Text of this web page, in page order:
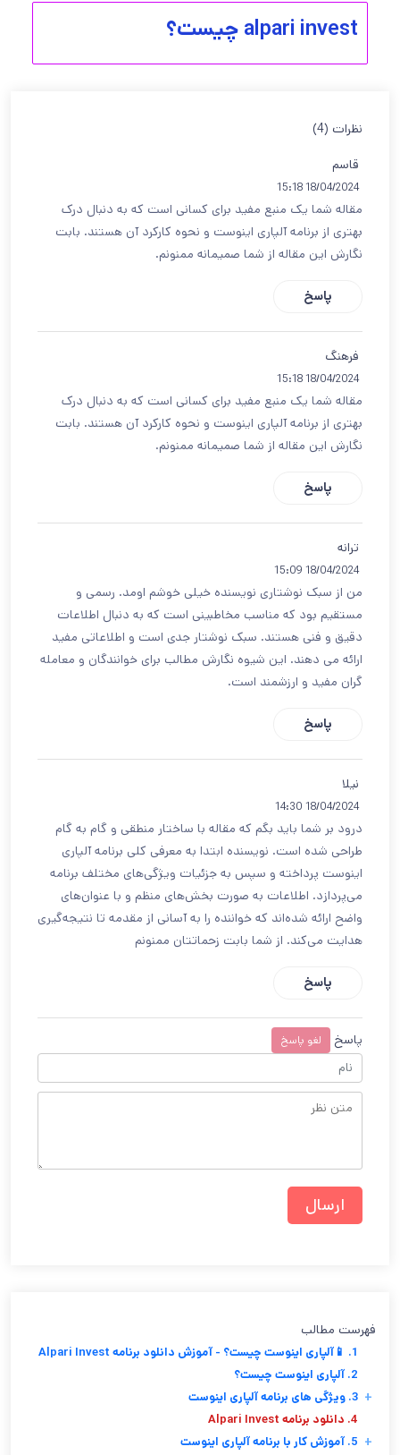
alpari invest چیست؟
نظرات (4)
قاسم
18/04/2024 15:18
مقاله شما یک منبع مفید برای کسانی است که به دنبال درک
بهتری از برنامه آلپاری اینوست و نحوه کارکرد آن هستند. بابت
نگارش این مقاله از شما صمیمانه ممنونم.
پاسخ
فرهنگ
18/04/2024 15:18
مقاله شما یک منبع مفید برای کسانی است که به دنبال درک
بهتری از برنامه آلپاری اینوست و نحوه کارکرد آن هستند. بابت
نگارش این مقاله از شما صمیمانه ممنونم.
پاسخ
ترانه
18/04/2024 15:09
من از سبک نوشتاری نویسنده خیلی خوشم اومد. رسمی و
مستقیم بود که مناسب مخاطبینی است که به دنبال اطلاعات
دقیق و فنی هستند. سبک نوشتار جدی است و اطلاعاتی مفید
ارائه می دهند. این شیوه نگارش مطالب برای خوانندگان و معامله
گران مفید و ارزشمند است.
پاسخ
نیلا
18/04/2024 14:30
درود بر شما باید بگم که مقاله با ساختار منطقی و گام به گام
طراحی شده است. نویسنده ابتدا به معرفی کلی برنامه آلپاری
اینوست پرداخته و سپس به جزئیات ویژگی‌های مختلف برنامه
می‌پردازد. اطلاعات به صورت بخش‌های منظم و با عنوان‌های
واضح ارائه شده‌اند که خواننده را به آسانی از مقدمه تا نتیجه‌گیری
هدایت می‌کند. از شما بابت زحماتتان ممنونم
پاسخ
پاسخ لغو پاسخ
فهرست مطالب
1. 📱آلپاری اینوست چیست؟ - آموزش دانلود برنامه Alpari Invest
2. آلپاری اینوست چیست؟
3. ویژگی های برنامه آلپاری اینوست +
4. دانلود برنامه Alpari Invest
5. آموزش کار با برنامه آلپاری اینوست +